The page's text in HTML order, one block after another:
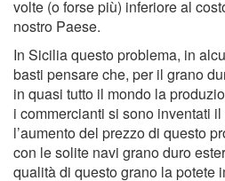
volte (o forse più) inferiore al
nostro Paese.
In Sicilia questo problema, in
basti pensare che, per il grano
in quasi tutto il mondo la
i commercianti si sono inventati
l’aumento del prezzo di questo
con le solite navi grano duro
qualità di questo grano la potete